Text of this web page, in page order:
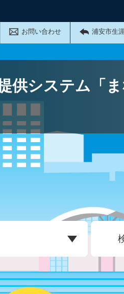
お問い合わせ 浦安市生
供システム「